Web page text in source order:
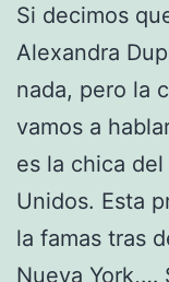
Si decimos
Alexandra
nada, pero la
vamos a
es la chica
Unidos. Esta
la famas tras
Nueva York,…